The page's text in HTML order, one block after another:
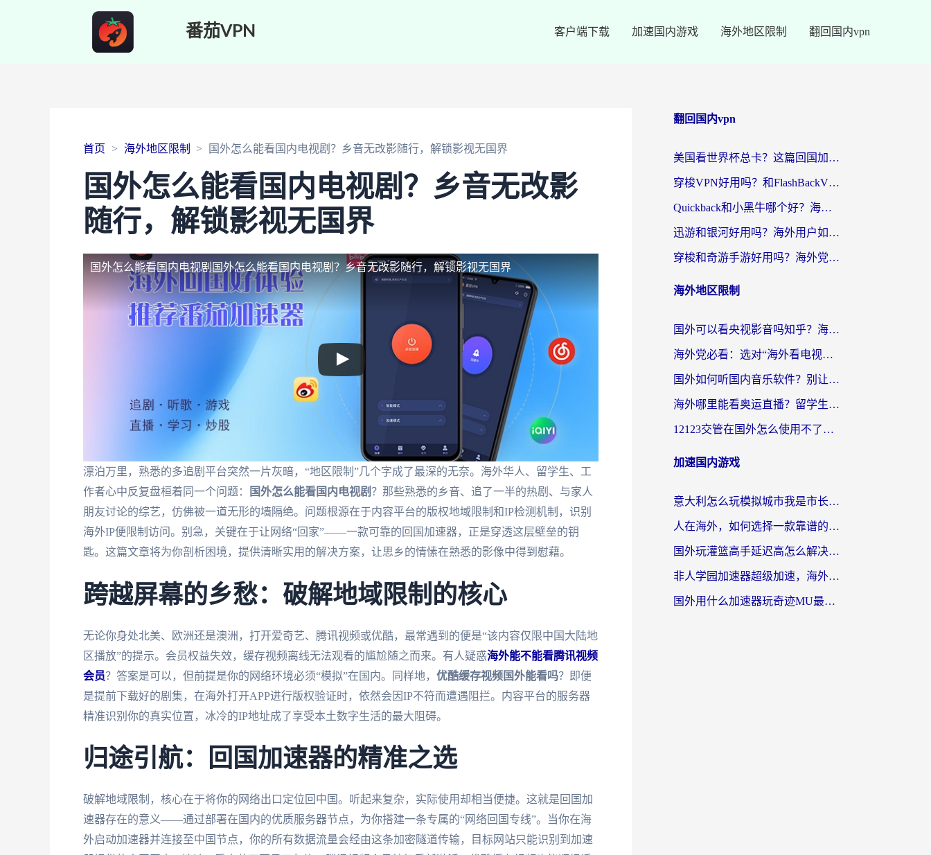
番茄VPN 客户端下载 加速国内游戏 海外地区限制 翻回国内vpn
首页 海外地区限制 国外怎么能看国内电视剧？乡音无改影随行，解锁影视无国界
国外怎么能看国内电视剧？乡音无改影
随行，解锁影视无国界
国外怎么能看国内电视剧国外怎么能看国内电视剧？乡音无改影随行，解锁影视无国界
漂泊万里，熟悉的多追剧平台突然一片灰暗，“地区限制”几个字成了最深的无奈。海外华人、留学生、工
作者心中反复盘桓着同一个问题：
国外怎么能看国内电视剧？那些熟悉的乡音、追了一半的热剧、与家人
朋友讨论的综艺，仿佛被一道无形的墙隔绝。问题根源在于内容平台的版权地域限制和IP检测机制，识别
海外IP便限制访问。别急，关键在于让网络“回家”——一款可靠的回国加速器，正是穿透这层壁垒的钥
匙。这篇文章将为你剖析困境，提供清晰实用的解决方案，让思乡的情愫在熟悉的影像中得到慰藉。
跨越屏幕的乡愁：破解地域限制的核心
无论你身处北美、欧洲还是澳洲，打开爱奇艺、腾讯视频或优酷，最常遇到的便是“该内容仅限中国大陆地
区播放”的提示。会员权益失效，缓存视频离线无法观看的尴尬随之而来。有人疑惑海外能不能看腾讯视频
会员？答案是可以，但前提是你的网络环境必须“模拟”在国内。同样地， 优酷缓存视频国外能看吗？即便
是提前下载好的剧集，在海外打开APP进行版权验证时，依然会因IP不符而遭遇阻拦。内容平台的服务器
精准识别你的真实位置，冰冷的IP地址成了享受本土数字生活的最大阻碍。
归途引航：回国加速器的精准之选
破解地域限制，核心在于将你的网络出口定位回中国。听起来复杂，实际使用却相当便捷。这就是回国加
速器存在的意义——通过部署在国内的优质服务器节点，为你搭建一条专属的“网络回国专线”。当你在海
外启动加速器并连接至中国节点，你的所有数据流量会经由这条加密隧道传输，目标网站只能识别到加速
翻回国内vpn
美国看世界杯总卡？这篇回国加速器指南帮你无缝刷国内资源（附苹果手机VPN设置步骤）
穿梭VPN好用吗？和FlashBackVPN对比哪个回国效果更好？
Quickback和小黑牛哪个好？海外党亲测指南，选对回国加速器秒回国内
迅游和银河好用吗？海外用户如何选择回国加速器实现无缝访问国内资源
穿梭和奇游手游好用吗？海外党亲测3款回国加速器，附蜜蜂加速器七天试用攻略
海外地区限制
国外可以看央视影音吗知乎？海外党亲测有效的回国加速方案
海外党必看：选对“海外看电视剧软件”，再也不用愁国内剧刷不了
国外如何听国内音乐软件？别让地域限制，断了你的中文歌单
海外哪里能看奥运直播？留学生&海外华人必看的体育赛事观赛终极指南
12123交管在国外怎么使用不了？海外华人必看的无缝访问国内资源指南
加速国内游戏
意大利怎么玩模拟城市我是市长？海外党国服游戏加速终极攻略（附三国3量子特攻解决办法）
人在海外，如何选择一款靠谱的玩剑灵2加速器？
国外玩灌篮高手延迟高怎么解决？海外玩家国服游戏加速终极指南
非人学园加速器超级加速，海外玩家重返国服的通行证
国外用什么加速器玩奇迹MU最好？2026海外玩家国服游戏加速全攻略